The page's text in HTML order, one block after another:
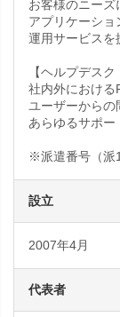
お客様のニーズ
アプリケーシ
運用サービスを
【ヘルプデス
社内外における
ユーザーからの
あらゆるサポー
※派遣番号（派
設立
2007年4月
代表者